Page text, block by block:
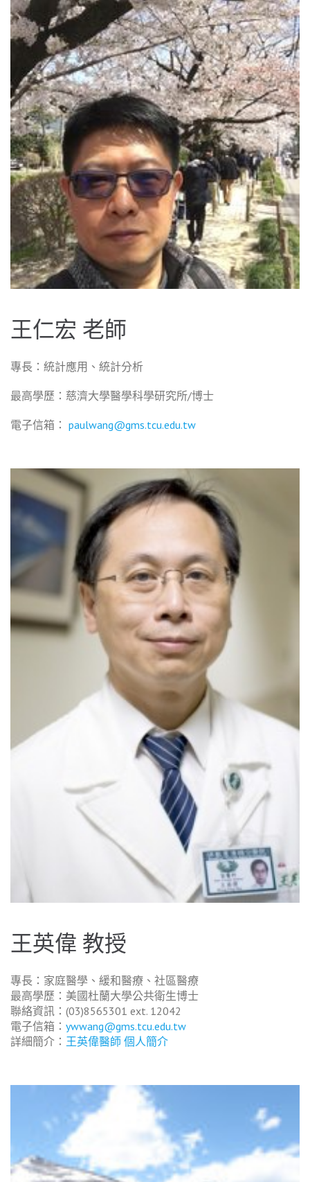
王仁宏 老師
專長：統計應用、統計分析
最高學歷：慈濟大學醫學科學研究所/博士
電子信箱： paulwang@gms.tcu.edu.tw
王英偉 教授
專長：家庭醫學、緩和醫療、社區醫療
最高學歷：美國杜蘭大學公共衛生博士
聯絡資訊：(03)8565301 ext. 12042
電子信箱： ywwang@gms.tcu.edu.tw
詳細簡介： 王英偉醫師 個人簡介